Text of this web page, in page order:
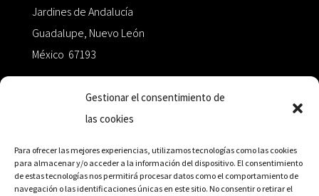
Gestionar el consentimiento de
las cookies
Para ofrecer las mejores experiencias, utilizamos tecnologías como las cookies
para almacenar y/o acceder a la información del dispositivo. El consentimiento
de estas tecnologías nos permitirá procesar datos como el comportamiento de
navegación o las identificaciones únicas en este sitio. No consentir o retirar el
Jardines de Andalucía
Guadalupe, Nuevo León
México 67193
+52 811.499.5638
RED DE DISTRIBUCIÓN